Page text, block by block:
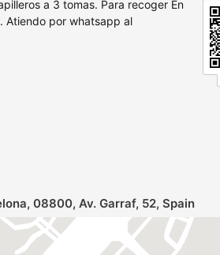
a 3 tomas. Para recoger En
Atiendo por whatsapp al
08800, Av. Garraf, 52, Spain